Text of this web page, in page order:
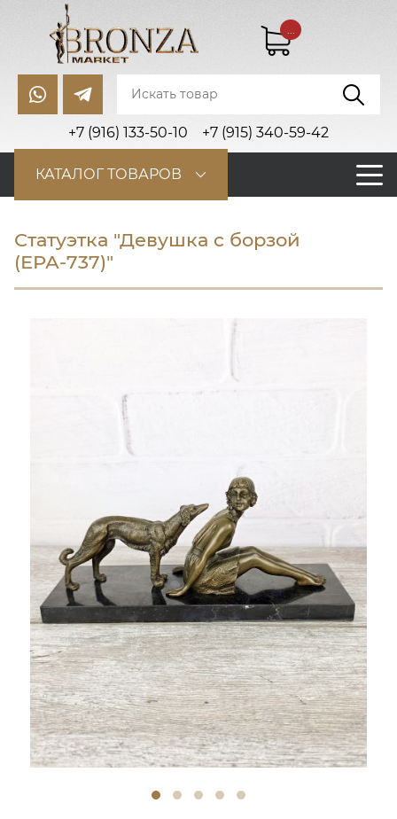
+7 (916) 133-50-10 +7 (915) 340-59-42
...
КАТАЛОГ ТОВАРОВ
Статуэтка "Девушка с борзой
(ЕРА-737)"